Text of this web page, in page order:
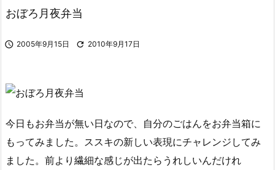
おぼろ月夜弁当
 2005年9月15日  2010年9月17日
今日もお弁当が無い日なので、自分のごはんをお弁当箱に
もってみました。ススキの新しい表現にチャレンジしてみ
ました。前より繊細な感じが出たらうれしいんだけれ